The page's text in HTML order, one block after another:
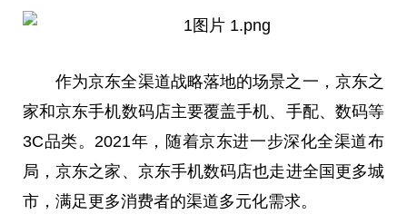
作为京东全渠道战略落地的场景之一，京东之
家和京东手机数码店主要覆盖手机、手配、数码等
3C品类。2021年，随着京东进一步深化全渠道布
局，京东之家、京东手机数码店也走进全国更多城
市，满足更多消费者的渠道多元化需求。